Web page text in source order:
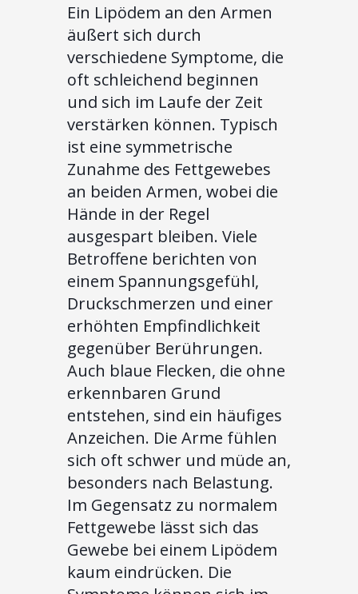
Ein Lipödem an den Armen
äußert sich durch
verschiedene Symptome, die
oft schleichend beginnen
und sich im Laufe der Zeit
verstärken können. Typisch
ist eine symmetrische
Zunahme des Fettgewebes
an beiden Armen, wobei die
Hände in der Regel
ausgespart bleiben. Viele
Betroffene berichten von
einem Spannungsgefühl,
Druckschmerzen und einer
erhöhten Empfindlichkeit
gegenüber Berührungen.
Auch blaue Flecken, die ohne
erkennbaren Grund
entstehen, sind ein häufiges
Anzeichen. Die Arme fühlen
sich oft schwer und müde an,
besonders nach Belastung.
Im Gegensatz zu normalem
Fettgewebe lässt sich das
Gewebe bei einem Lipödem
kaum eindrücken. Die